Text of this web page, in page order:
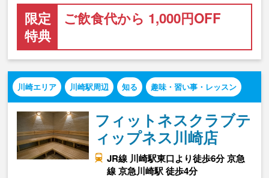
限定
特典
ご飲食代から 1,000円OFF
川崎エリア 川崎駅周辺 知る 趣味・習い事・レッスン
フィットネスクラブテ
ィップネス川崎店
JR線 川崎駅東口より徒歩6分 京急
線 京急川崎駅 徒歩4分